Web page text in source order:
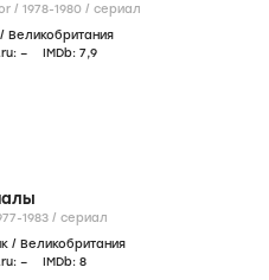
Enemy at the Door / 1978-1980 / сериал
/ Великобритания
– IMDb: 7,9
1983 / сериал
/ Великобритания
– IMDb: 8